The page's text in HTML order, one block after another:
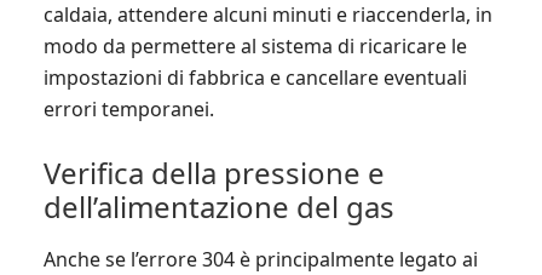
caldaia, attendere alcuni minuti e riaccenderla, in
modo da permettere al sistema di ricaricare le
impostazioni di fabbrica e cancellare eventuali
errori temporanei.
Verifica della pressione e
dell’alimentazione del gas
Anche se l’errore 304 è principalmente legato ai